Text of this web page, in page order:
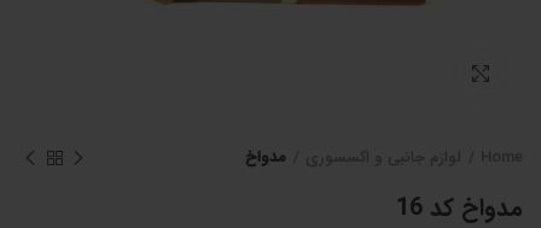
مدواخ
مدواخ کد 16